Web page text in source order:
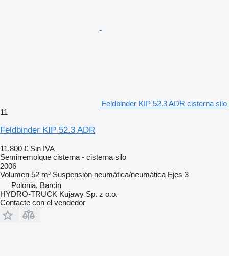
Feldbinder KIP 52.3 ADR cisterna silo
11
Feldbinder KIP 52.3 ADR
11.800 € Sin IVA
Semirremolque cisterna - cisterna silo
2006
Volumen 52 m³ Suspensión neumática/neumática Ejes 3
Polonia, Barcin
HYDRO-TRUCK Kujawy Sp. z o.o.
Contacte con el vendedor